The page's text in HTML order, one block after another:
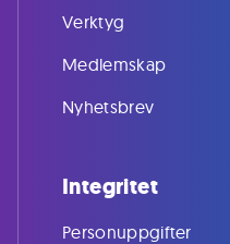
Verktyg
Medlemskap
Nyhetsbrev
Integritet
Personuppgifter